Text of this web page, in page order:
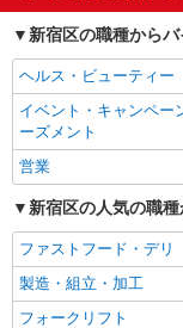
未経験歓迎
交通費支給
同じ職種から求人
同じ特徴から求人を
未経験歓迎
交通費支給
新宿区の職種から
ヘルス・ビューティー
イベント・キャンペー
ーズメント
営業
新宿区の人気の職
ファストフード・デリ
製造・組立・加工
フォークリフト